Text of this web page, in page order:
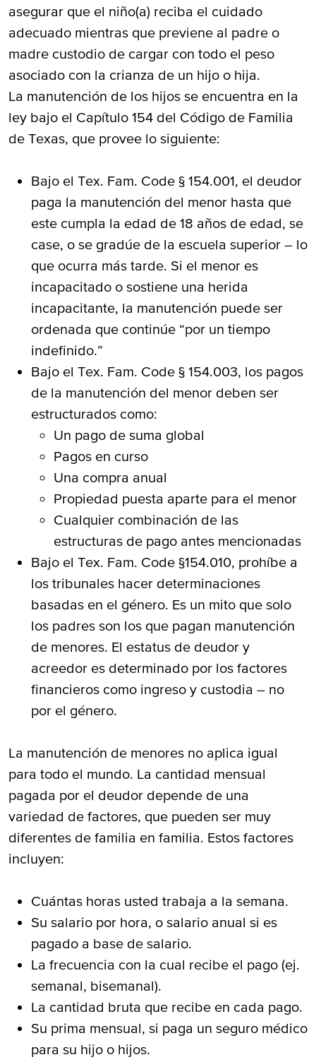
asegurar que el niño(a) reciba el cuidado
adecuado mientras que previene al padre o
madre custodio de cargar con todo el peso
asociado con la crianza de un hijo o hija.
La manutención de los hijos se encuentra en la
ley bajo el Capítulo 154 del Código de Familia
de Texas, que provee lo siguiente:
Bajo el Tex. Fam. Code § 154.001, el deudor
paga la manutención del menor hasta que
este cumpla la edad de 18 años de edad, se
case, o se gradúe de la escuela superior – lo
que ocurra más tarde. Si el menor es
incapacitado o sostiene una herida
incapacitante, la manutención puede ser
ordenada que continúe “por un tiempo
indefinido.”
Bajo el Tex. Fam. Code § 154.003, los pagos
de la manutención del menor deben ser
estructurados como:
Un pago de suma global
Pagos en curso
Una compra anual
Propiedad puesta aparte para el menor
Cualquier combinación de las
estructuras de pago antes mencionadas
Bajo el Tex. Fam. Code §154.010, prohíbe a
los tribunales hacer determinaciones
basadas en el género. Es un mito que solo
los padres son los que pagan manutención
de menores. El estatus de deudor y
acreedor es determinado por los factores
financieros como ingreso y custodia – no
por el género.
La manutención de menores no aplica igual
para todo el mundo. La cantidad mensual
pagada por el deudor depende de una
variedad de factores, que pueden ser muy
diferentes de familia en familia. Estos factores
incluyen:
Cuántas horas usted trabaja a la semana.
Su salario por hora, o salario anual si es
pagado a base de salario.
La frecuencia con la cual recibe el pago (ej.
semanal, bisemanal).
La cantidad bruta que recibe en cada pago.
Su prima mensual, si paga un seguro médico
para su hijo o hijos.